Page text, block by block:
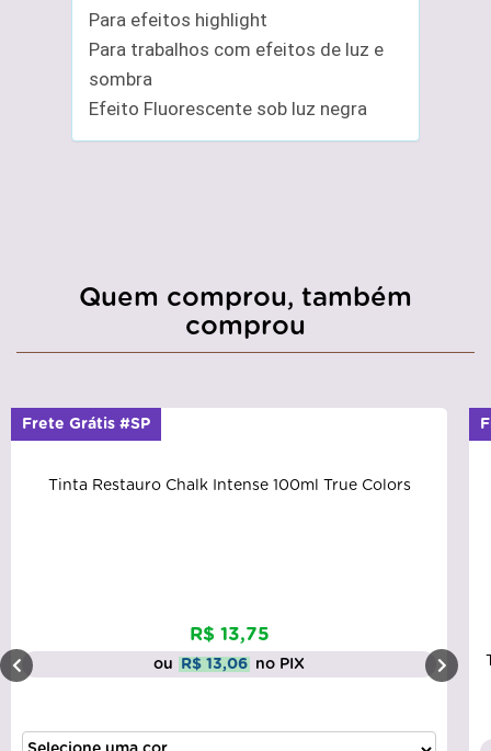
Para efeitos highlight
Para trabalhos com efeitos de luz e
sombra
Efeito Fluorescente sob luz negra
Quem comprou, também
comprou
Tinta Restauro Chalk Intense 100ml True Colors
R$ 13,75
ou R$ 13,06 no PIX
Frete Grátis #SP